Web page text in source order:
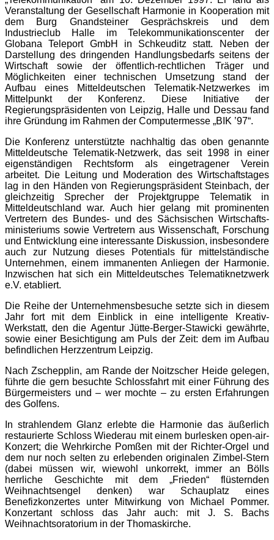
Veranstaltung der Gesellschaft Harmonie in Kooperation mit
dem Burg Gnandsteiner Gesprächskreis und dem
Industrieclub Halle im Telekommunikationscenter der
Globana Teleport GmbH in Schkeuditz statt. Neben der
Darstellung des dringenden Handlungsbedarfs seitens der
Wirtschaft sowie der öffentlich-rechtlichen Träger und
Möglichkeiten einer technischen Umsetzung stand der
Aufbau eines Mitteldeutschen Telematik-Netzwerkes im
Mittelpunkt der Konferenz. Diese Initiative der
Regierungspräsidenten von Leipzig, Halle und Dessau fand
ihre Gründung im Rahmen der Computermesse „BIK ’97“.
Die Konferenz unterstützte nachhaltig das oben genannte
Mitteldeutsche Telematik-Netzwerk, das seit 1998 in einer
eigenständigen Rechtsform als eingetragener Verein
arbeitet. Die Leitung und Moderation des Wirtschaftstages
lag in den Händen von Regierungspräsident Steinbach, der
gleichzeitig Sprecher der Projektgruppe Telematik in
Mitteldeutschland war. Auch hier gelang mit prominenten
Vertretern des Bundes- und des Sächsischen Wirtschafts-
ministeriums sowie Vertretern aus Wissenschaft, Forschung
und Entwicklung eine interessante Diskussion, insbesondere
auch zur Nutzung dieses Potentials für mittelständische
Unternehmen, einem immanenten Anliegen der Harmonie.
Inzwischen hat sich ein Mitteldeutsches Telematiknetzwerk
e.V. etabliert.
Die Reihe der Unternehmensbesuche setzte sich in diesem
Jahr fort mit dem Einblick in eine intelligente Kreativ-
Werkstatt, den die Agentur Jütte-Berger-Stawicki gewährte,
sowie einer Besichtigung am Puls der Zeit: dem im Aufbau
befindlichen Herzzentrum Leipzig.
Nach Zschepplin, am Rande der Noitzscher Heide gelegen,
führte die gern besuchte Schlossfahrt mit einer Führung des
Bürgermeisters und – wer mochte – zu ersten Erfahrungen
des Golfens.
In strahlendem Glanz erlebte die Harmonie das äußerlich
restaurierte Schloss Wiederau mit einem burlesken open-air-
Konzert; die Wehrkirche Pomßen mit der Richter-Orgel und
dem nur noch selten zu erlebenden originalen Zimbel-Stern
(dabei müssen wir, wiewohl unkorrekt, immer an Bölls
herrliche Geschichte mit dem „Frieden“ flüsternden
Weihnachtsengel denken) war Schauplatz eines
Benefizkonzertes unter Mitwirkung von Michael Pommer.
Konzertant schloss das Jahr auch: mit J. S. Bachs
Weihnachtsoratorium in der Thomaskirche.